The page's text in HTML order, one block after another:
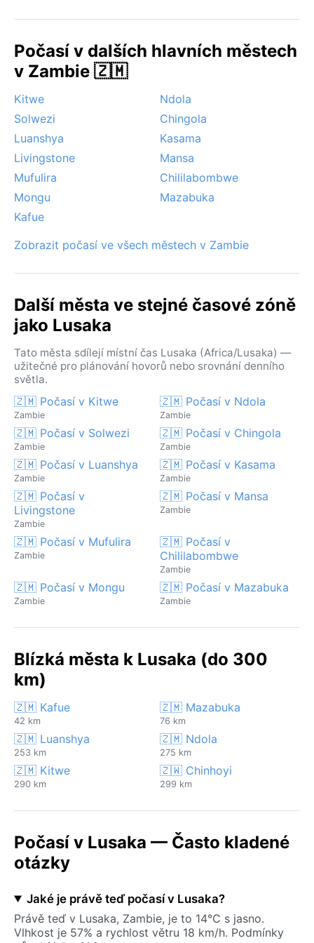
parcích. Významné meteorologické jevy zahrnují
zatímco v zimě převládá jasná obloha a občasný
suchý vítr. Hurikány ani monzuny se zde nevyskytují.
Počasí v dalších hlavních městech
v Zambie 🇿🇲
Kitwe
Ndola
Solwezi
Chingola
Luanshya
Kasama
Livingstone
Mansa
Mufulira
Chililabombwe
Mongu
Mazabuka
Kafue
Zobrazit počasí ve všech městech v Zambie
Další města ve stejné časové zóně
jako Lusaka
Tato města sdílejí místní čas Lusaka (Africa/Lusaka) —
užitečné pro plánování hovorů nebo srovnání denního
světla.
🇿🇲 Počasí v Kitwe
Zambie
🇿🇲 Počasí v Ndola
Zambie
🇿🇲 Počasí v Solwezi
Zambie
🇿🇲 Počasí v Chingola
Zambie
🇿🇲 Počasí v Luanshya
Zambie
🇿🇲 Počasí v Kasama
Zambie
🇿🇲 Počasí v
Livingstone
Zambie
🇿🇲 Počasí v Mansa
Zambie
🇿🇲 Počasí v Mufulira
Zambie
🇿🇲 Počasí v
Chililabombwe
Zambie
🇿🇲 Počasí v Mongu
Zambie
🇿🇲 Počasí v Mazabuka
Zambie
Blízká města k Lusaka (do 300
km)
🇿🇲 Kafue
42 km
🇿🇲 Mazabuka
76 km
🇿🇲 Luanshya
253 km
🇿🇲 Ndola
275 km
🇿🇲 Kitwe
290 km
🇿🇼 Chinhoyi
299 km
Počasí v Lusaka — Často kladené
otázky
Jaké je právě teď počasí v Lusaka?
Právě teď v Lusaka, Zambie, je to 14°C s jasno.
Vlhkost je 57% a rychlost větru 18 km/h. Podmínky